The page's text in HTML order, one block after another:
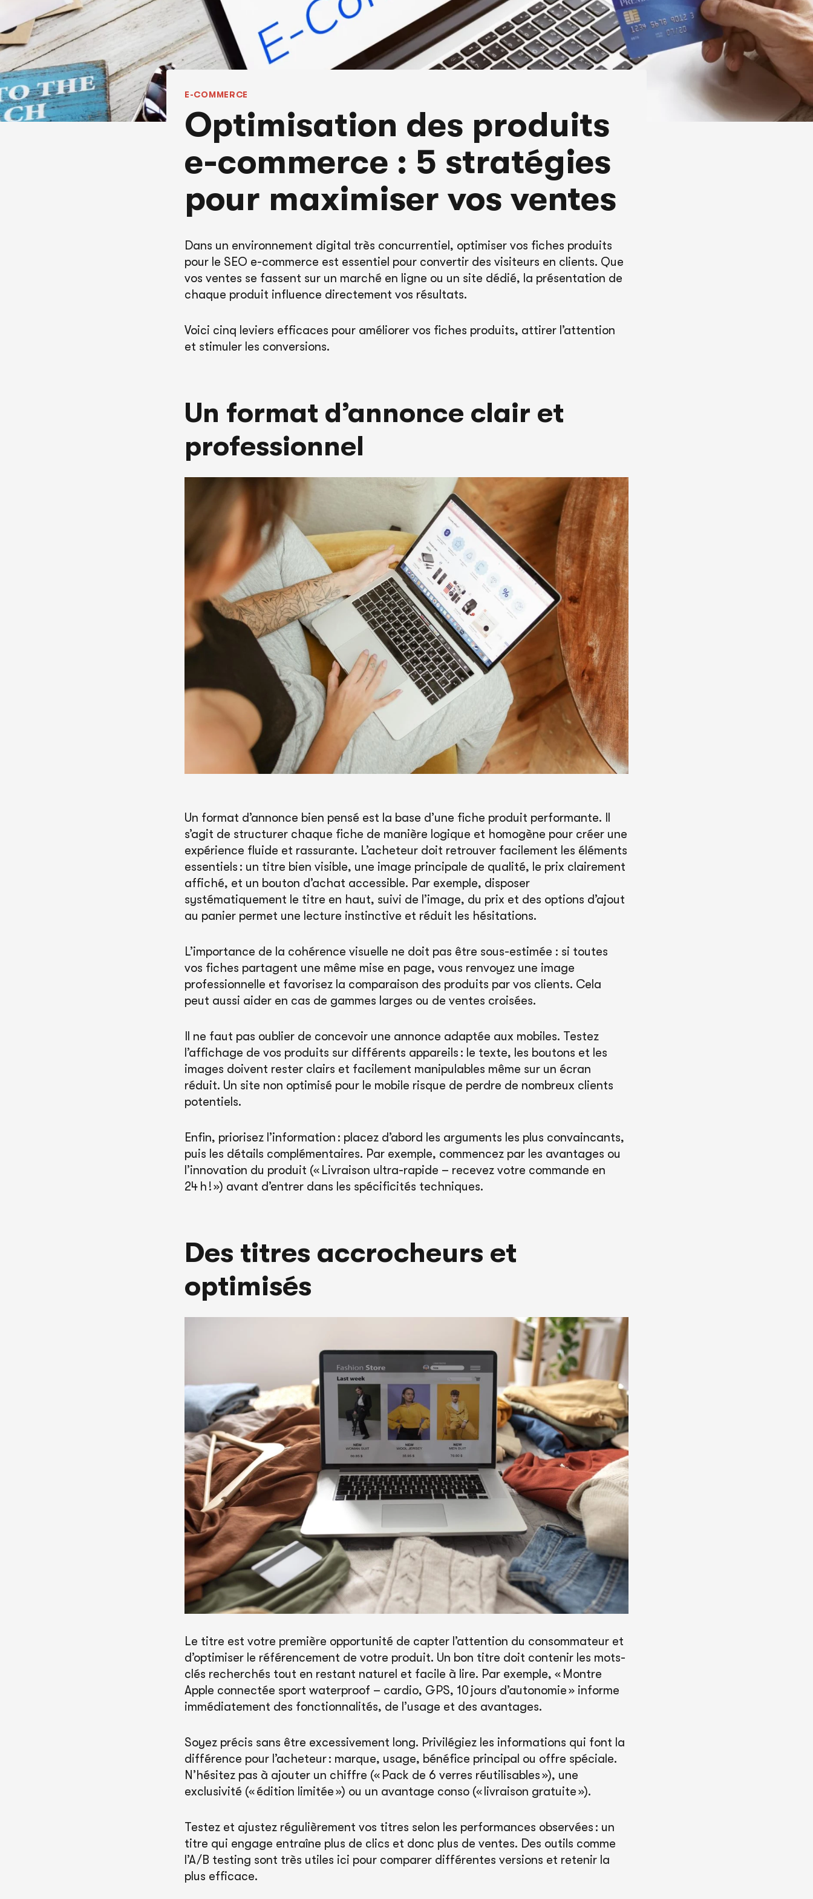
E-COMMERCE
Optimisation des produits
e-commerce : 5 stratégies
pour maximiser vos ventes
Dans un environnement digital très concurrentiel, optimiser vos fiches produits
pour le SEO e-commerce est essentiel pour convertir des visiteurs en clients. Que
vos ventes se fassent sur un marché en ligne ou un site dédié, la présentation de
chaque produit influence directement vos résultats.
Voici cinq leviers efficaces pour améliorer vos fiches produits, attirer l’attention
et stimuler les conversions.
Un format d’annonce clair et
professionnel
Un format d’annonce bien pensé est la base d’une fiche produit performante. Il
s’agit de structurer chaque fiche de manière logique et homogène pour créer une
expérience fluide et rassurante. L’acheteur doit retrouver facilement les éléments
essentiels : un titre bien visible, une image principale de qualité, le prix clairement
affiché, et un bouton d’achat accessible. Par exemple, disposer
systématiquement le titre en haut, suivi de l’image, du prix et des options d’ajout
au panier permet une lecture instinctive et réduit les hésitations.
L’importance de la cohérence visuelle ne doit pas être sous-estimée : si toutes
vos fiches partagent une même mise en page, vous renvoyez une image
professionnelle et favorisez la comparaison des produits par vos clients. Cela
peut aussi aider en cas de gammes larges ou de ventes croisées.
Il ne faut pas oublier de concevoir une annonce adaptée aux mobiles. Testez
l’affichage de vos produits sur différents appareils : le texte, les boutons et les
images doivent rester clairs et facilement manipulables même sur un écran
réduit. Un site non optimisé pour le mobile risque de perdre de nombreux clients
potentiels.
Enfin, priorisez l’information : placez d’abord les arguments les plus convaincants,
puis les détails complémentaires. Par exemple, commencez par les avantages ou
l’innovation du produit (« Livraison ultra-rapide – recevez votre commande en
24 h ! ») avant d’entrer dans les spécificités techniques.
Des titres accrocheurs et
optimisés
Le titre est votre première opportunité de capter l’attention du consommateur et
d’optimiser le référencement de votre produit. Un bon titre doit contenir les mots-
clés recherchés tout en restant naturel et facile à lire. Par exemple, « Montre
Apple connectée sport waterproof – cardio, GPS, 10 jours d’autonomie » informe
immédiatement des fonctionnalités, de l’usage et des avantages.
Soyez précis sans être excessivement long. Privilégiez les informations qui font la
différence pour l’acheteur : marque, usage, bénéfice principal ou offre spéciale.
N’hésitez pas à ajouter un chiffre (« Pack de 6 verres réutilisables »), une
exclusivité (« édition limitée ») ou un avantage conso (« livraison gratuite »).
Testez et ajustez régulièrement vos titres selon les performances observées : un
titre qui engage entraîne plus de clics et donc plus de ventes. Des outils comme
l’A/B testing sont très utiles ici pour comparer différentes versions et retenir la
plus efficace.